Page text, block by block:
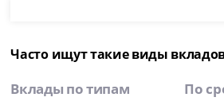
Часто ищут такие виды
Вклады по типам По